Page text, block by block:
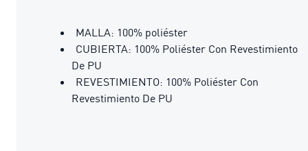
MALLA: 100% poliéster
CUBIERTA: 100% Poliéster Con Revestimiento
De PU
REVESTIMIENTO: 100% Poliéster Con
Revestimiento De PU